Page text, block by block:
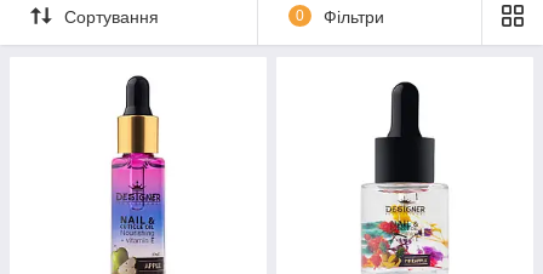
Різні аромати: фруктові, квіткові, нейтральні – для
Олія легко наноситься, швидко вбирається, створює захисний
бар’єр та робить кутикулу м’якою та доглянутою. Підходить
для всіх типів нігтів та професійного використання в салонах
Сортування 0 Фільтри